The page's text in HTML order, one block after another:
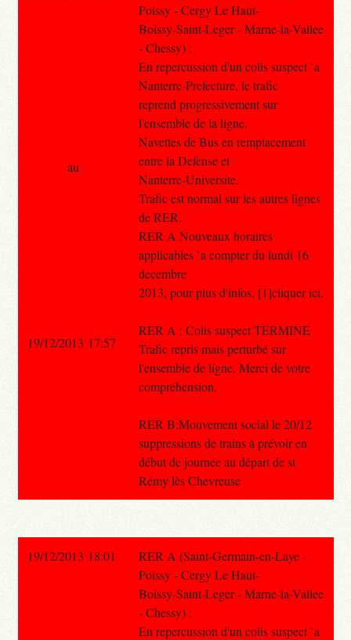
Poissy - Cergy Le Haut-
Boissy-Saint-Leger - Marne-la-Vallee
- Chessy) :
En repercussion d'un colis suspect `a
Nanterre-Prefecture, le trafic
reprend progressivement sur
l'ensemble de la ligne.
Navettes de Bus en remplacement
entre la Defense et
Nanterre-Universite.
Trafic est normal sur les autres lignes
de RER.
RER A Nouveaux horaires
applicables `a compter du lundi 16
decembre
2013, pour plus d'infos, [1]cliquer ici.
RER A : Colis suspect TERMINE
Trafic repris mais perturbé sur
l'ensemble de ligne. Merci de votre
compréhension.
RER B:Mouvement social le 20/12
suppressions de trains à prévoir en
début de journée au départ de st
Rémy lès Chevreuse
au
19/12/2013 17:57
19/12/2013 18:01
RER A (Saint-Germain-en-Laye -
Poissy - Cergy Le Haut-
Boissy-Saint-Leger - Marne-la-Vallee
- Chessy) :
En repercussion d'un colis suspect `a